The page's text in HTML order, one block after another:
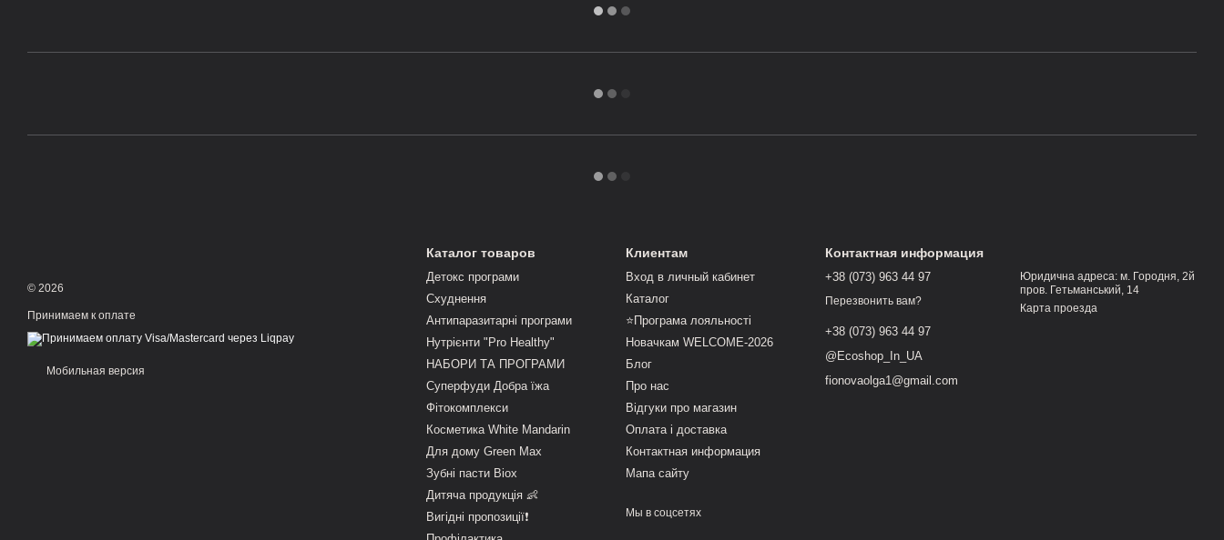
© 2026
Принимаем к оплате
Мобильная версия
Каталог товаров
Детокс програми
Схуднення
Антипаразитарні програми
Нутрієнти "Pro Healthy"
НАБОРИ ТА ПРОГРАМИ
Суперфуди Добра їжа
Фітокомплекси
Косметика White Mandarin
Для дому Green Max
Зубні пасти Biox
Дитяча продукція 👶
Вигідні пропозиції❗
Клиентам
Вход в личный кабинет
Каталог
⭐Програма лояльності
Новачкам WELCOME-2026
Блог
Про нас
Відгуки про магазин
Оплата і доставка
Контактная информация
Мапа сайту
Мы в соцсетях
Контактная информация
+38 (073) 963 44 97
Перезвонить вам?
+38 (073) 963 44 97
@Ecoshop_In_UA
fionovaolga1@gmail.com
Юридична адреса: м. Городня, 2й
пров. Гетьманський, 14
Карта проезда